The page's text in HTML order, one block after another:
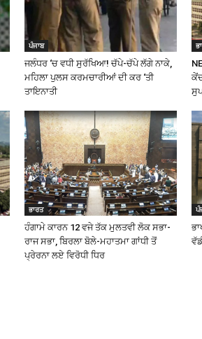
ਪੰਜਾਬ
ਜਲੰਧਰ ‘ਚ ਵਧੀ ਸੁਰੱਖਿਆ! ਚੱਪੇ-ਚੱਪੇ ਲੱਗੇ ਨਾਕੇ,
ਮਹਿਲਾ ਪੁਲਸ ਕਰਮਚਾਰੀਆਂ ਦੀ ਕਰ ‘ਤੀ
ਤਾਇਨਾਤੀ
ਭਾਰਤ
ਹੰਗਾਮੇ ਕਾਰਨ 12 ਵਜੇ ਤੱਕ ਮੁਲਤਵੀ ਲੋਕ ਸਭਾ-
ਰਾਜ ਸਭਾ, ਬਿਰਲਾ ਬੋਲੇ-ਮਹਾਤਮਾ ਗਾਂਧੀ ਤੋਂ
ਪ੍ਰੇਰਨਾ ਲਏ ਵਿਰੋਧੀ ਧਿਰ